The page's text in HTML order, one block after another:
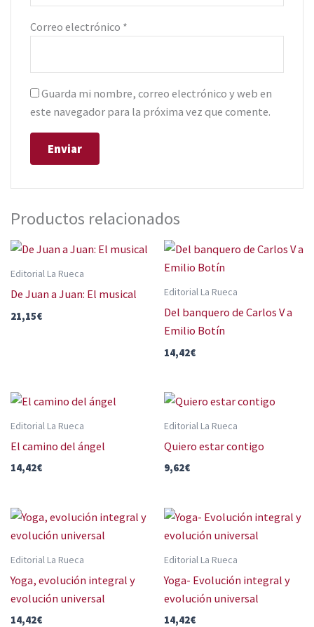
Correo electrónico *
Guarda mi nombre, correo electrónico y web en
este navegador para la próxima vez que comente.
Productos relacionados
Editorial La Rueca
De Juan a Juan: El musical
21,15€
Editorial La Rueca
Del banquero de Carlos V a
Emilio Botín
14,42€
Editorial La Rueca
El camino del ángel
14,42€
Editorial La Rueca
Quiero estar contigo
9,62€
Editorial La Rueca
Yoga, evolución integral y
evolución universal
14,42€
Editorial La Rueca
Yoga- Evolución integral y
evolución universal
14,42€